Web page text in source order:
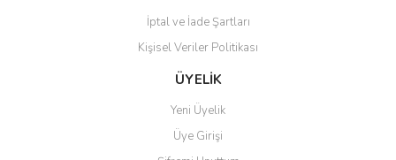
Gönder
İptal ve İade Şartları
Kişisel Veriler Politikası
ÜYELİK
Yeni Üyelik
Üye Girişi